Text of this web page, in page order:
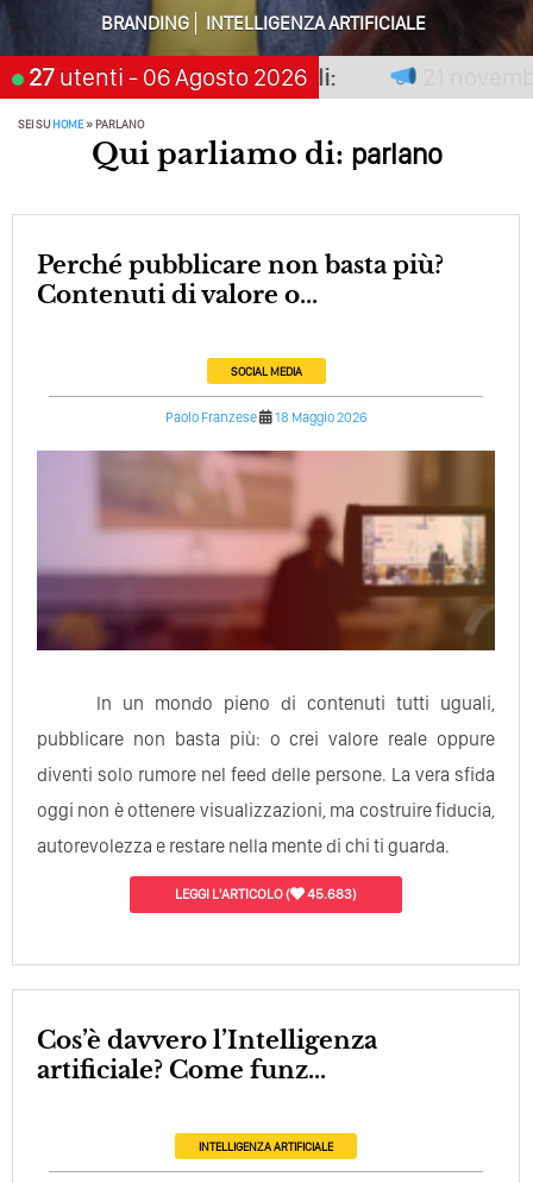
Perché Pubblicare Non Basta Più? Contenuti Di Valore O
Solo Rumore…
Perché Non Guadagni Sui Social Media? Probabilmente
Quali Sono Gli Errori Della Comunicazione Politica? Il
L’Accademia Del Wedding
BRANDING
INTELLIGENZA ARTIFICIALE
27 utenti - 06 Agosto 2026
premia chi aspetta, scegli: 21 novembre
SEI SUHOME»PARLANO
Qui parliamo di: parlano
Perché pubblicare non basta più?
Contenuti di valore o...
SOCIAL MEDIA
Paolo Franzese 18 Maggio 2026
In un mondo pieno di contenuti tutti uguali,
pubblicare non basta più: o crei valore reale oppure
diventi solo rumore nel feed delle persone. La vera sfida
oggi non è ottenere visualizzazioni, ma costruire fiducia,
autorevolezza e restare nella mente di chi ti guarda.
LEGGI L'ARTICOLO( 45.683)
Cos’è davvero l’Intelligenza
artificiale? Come funz...
INTELLIGENZA ARTIFICIALE